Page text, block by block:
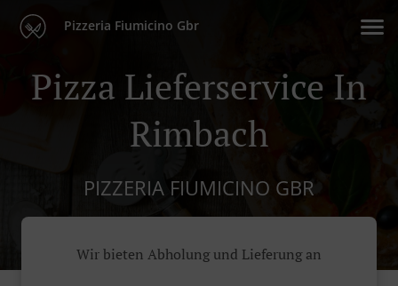
Pizzeria Fiumicino Gbr
Pizza Lieferservice In
Rimbach
PIZZERIA FIUMICINO GBR
Wir bieten Abholung und Lieferung an